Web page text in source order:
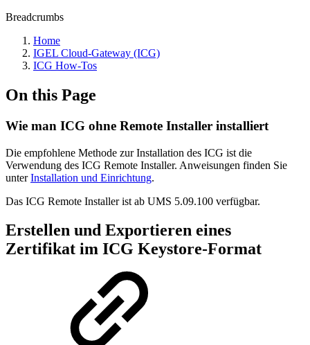
Breadcrumbs
Home
IGEL Cloud-Gateway (ICG)
ICG How-Tos
On this Page
Wie man ICG ohne Remote Installer installiert
Die empfohlene Methode zur Installation des ICG ist die
Verwendung des ICG Remote Installer. Anweisungen finden Sie
unterInstallation und Einrichtung.
Das ICG Remote Installer ist ab UMS 5.09.100 verfügbar.
Erstellen und Exportieren eines
Zertifikat im ICG Keystore-Format